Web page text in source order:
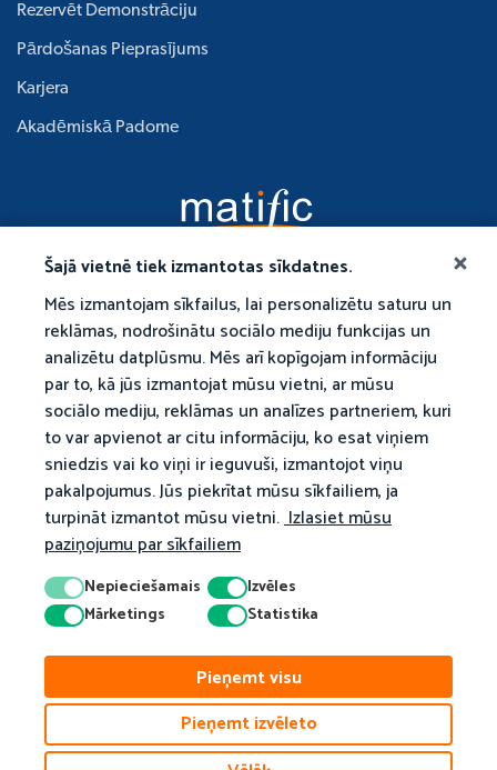
Šajā vietnē tiek izmantotas sīkdatnes.
Mēs izmantojam sīkfailus, lai personalizētu saturu un
reklāmas, nodrošinātu sociālo mediju funkcijas un
analizētu datplūsmu. Mēs arī kopīgojam informāciju
par to, kā jūs izmantojat mūsu vietni, ar mūsu
sociālo mediju, reklāmas un analīzes partneriem, kuri
to var apvienot ar citu informāciju, ko esat viņiem
sniedzis vai ko viņi ir ieguvuši, izmantojot viņu
pakalpojumus. Jūs piekrītat mūsu sīkfailiem, ja
turpināt izmantot mūsu vietni.Izlasiet mūsu
paziņojumu par sīkfailiem
Nepieciešamais
Izvēles
Mārketings
Statistika
Pieņemt visu
Pieņemt izvēleto
Rezervēt Demonstrāciju
Pārdošanas Pieprasījums
Karjera
Akadēmiskā Padome
Privātums Noteikumi Sīkdatņu Politika